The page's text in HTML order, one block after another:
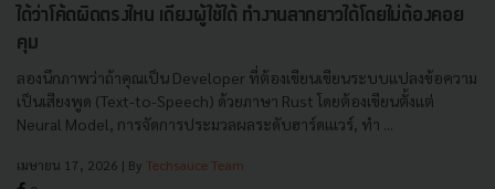
ได้ว่าโค้ดผิดตรงไหน เถียงผู้ใช้ได้ ทำงานลากยาวได้โดยไม่ต้องคอย
คุม
ลองนึกภาพว่าถ้าคุณเป็น Developer ที่ต้องเขียนเขียนระบบแปลงข้อความ
เป็นเสียงพูด (Text-to-Speech) ด้วยภาษา Rust โดยต้องเขียนตั้งแต่
Neural Model, การจัดการประมวลผลระดับฮาร์ดเแวร์, ทำ ...
เมษายน 17, 2026 | By Techsauce Team